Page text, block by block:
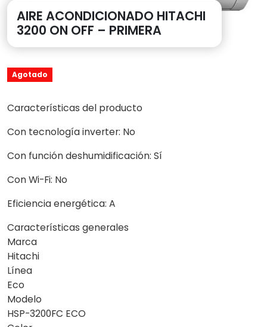
AIRE ACONDICIONADO HITACHI
3200 ON OFF – PRIMERA
Agotado
Características del producto
Con tecnología inverter: No
Con función deshumidificación: Sí
Con Wi-Fi: No
Eficiencia energética: A
Características generales
Marca
Hitachi
Línea
Eco
Modelo
HSP-3200FC ECO